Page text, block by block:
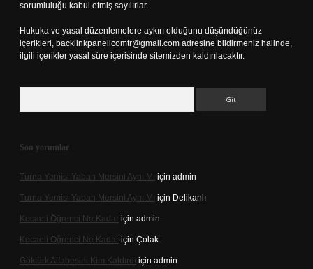
sorumluluğu kabul etmiş sayılırlar.
Hukuka ve yasal düzenlemelere aykırı olduğunu düşündüğünüz
içerikleri, backlinkpanelicomtr@gmail.com adresine bildirmeniz halinde,
ilgili içerikler yasal süre içerisinde sitemizden kaldırılacaktır.
Son yorumlar
Turna Yemisi Yaban Mersini Aynı Mı için admin
Turna Yemisi Yaban Mersini Aynı Mı için Delikanlı
Kocaeli Öğrenci Ne Kadar için admin
Kocaeli Öğrenci Ne Kadar için Çolak
Göktürk Alfabesini Kim Kaldırdı için admin